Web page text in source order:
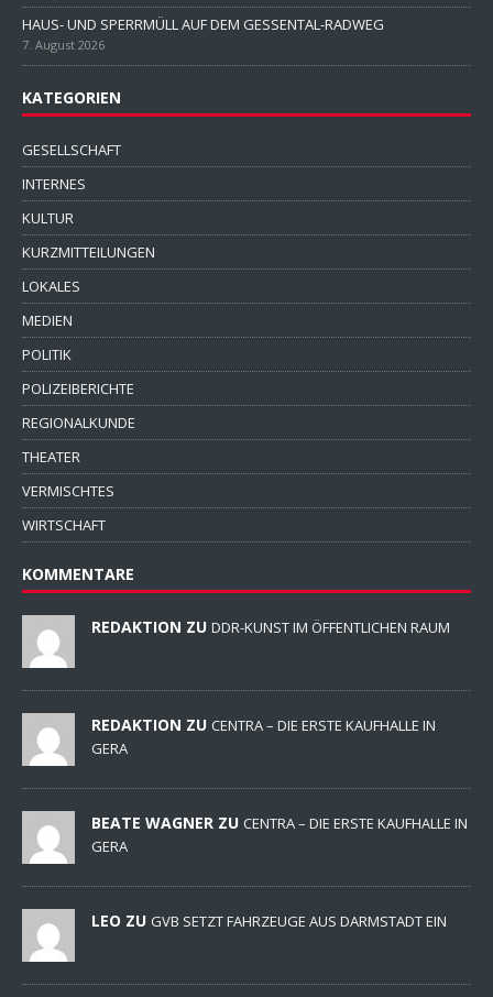
HAUS- UND SPERRMÜLL AUF DEM GESSENTAL-RADWEG
7. August 2026
KATEGORIEN
GESELLSCHAFT
INTERNES
KULTUR
KURZMITTEILUNGEN
LOKALES
MEDIEN
POLITIK
POLIZEIBERICHTE
REGIONALKUNDE
THEATER
VERMISCHTES
WIRTSCHAFT
KOMMENTARE
REDAKTION ZU DDR-KUNST IM ÖFFENTLICHEN RAUM
REDAKTION ZU CENTRA – DIE ERSTE KAUFHALLE IN
GERA
BEATE WAGNER ZU CENTRA – DIE ERSTE KAUFHALLE IN
GERA
LEO ZU GVB SETZT FAHRZEUGE AUS DARMSTADT EIN